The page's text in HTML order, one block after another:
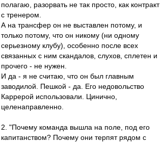
полагаю, разорвать не так просто, как контракт
с тренером.
А на трансфер он не выставлен потому, и
только потому, что он никому (ни одному
серьезному клубу), особенно после всех
связанных с ним скандалов, слухов, сплетен и
прочего - не нужен.
И да - я не считаю, что он был главным
заводилой. Пешкой - да. Его недовольство
Каррерой использовали. Цинично,
целенаправленно.
2. "Почему команда вышла на поле, под его
капитанством? Почему они терпят рядом с